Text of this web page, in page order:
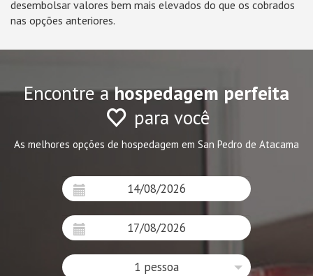
desembolsar valores bem mais elevados do que os cobrados
nas opções anteriores.
Encontre ahospedagem perfeita
para você
As melhores opções de hospedagem em San Pedro de Atacama
1 pessoa